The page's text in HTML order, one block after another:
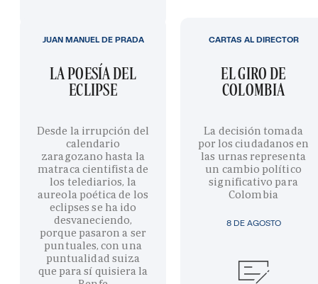
LA POESÍA DEL
ECLIPSE
Desde la irrupción del
calendario
zaragozano hasta la
matraca cientifista de
los telediarios, la
aureola poética de los
eclipses se ha ido
desvaneciendo,
porque pasaron a ser
puntuales, con una
puntualidad suiza
que para sí quisiera la
JUAN MANUEL DE PRADA
8 DE AGOSTO
EL GIRO DE
COLOMBIA
La decisión tomada
por los ciudadanos en
las urnas representa
un cambio político
significativo para
Colombia
CARTAS AL DIRECTOR